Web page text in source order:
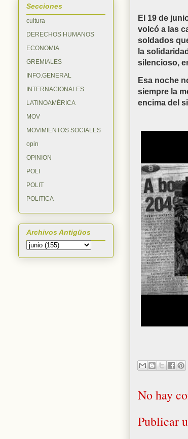
El 19 de
volcó a las
soldados
la
silencioso,
Esa noche
siempre la
encima del
No hay
Publicar
Secciones
cultura
DERECHOS HUMANOS
ECONOMIA
GREMIALES
INFO.GENERAL
INTERNACIONALES
LATINOAMÉRICA
MOV
MOVIMIENTOS SOCIALES
opin
OPINION
POLI
POLIT
POLITICA
Archivos Antigüos